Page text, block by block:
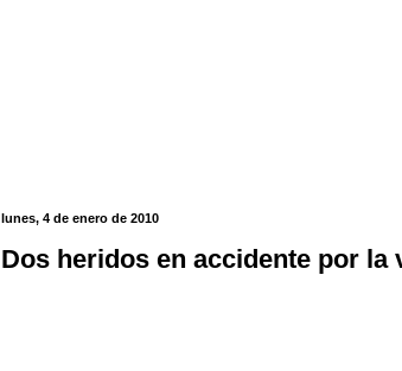
lunes, 4 de enero de 2010
Dos heridos en accidente por la